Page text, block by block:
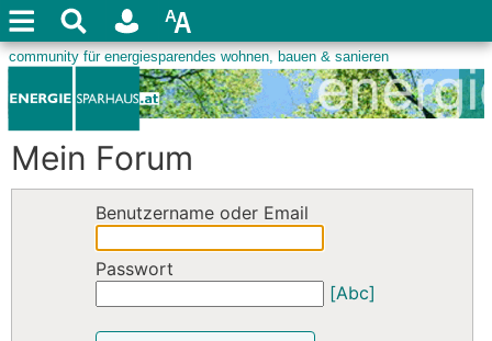
Mein Forum
Benutzername oder Email
Passwort
[Abc]